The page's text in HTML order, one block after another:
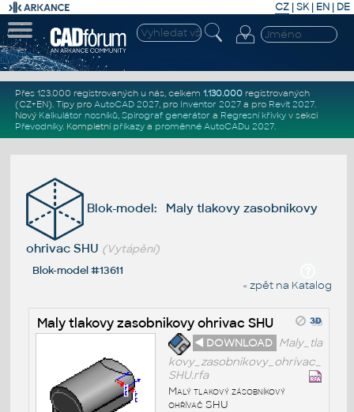
CZ | SK| EN | DE
Přes 123.000 registrovaných u nás, celkem 1.130.000registrovaných
(CZ+EN). Tipy pro AutoCAD 2027, pro Inventor 2027a pro Revit 2027.
Nový Kalkulátor nosníků, Spirograf generátor a Regresní křivkyv sekci
Převodníky. Kompletní příkazya proměnné AutoCADu 2027.
Blok-model: Maly tlakovy zasobnikovy
ohrivac SHU (Vytápění)
Blok-model #13611
« zpět na Katalog
Maly tlakovy zasobnikovy ohrivac SHU
◄ DOWNLOAD Maly_tla
kovy_zasobnikovy_ohrivac_
SHU.rfa
Malý tlakový zásobníkový
ohřívač SHU